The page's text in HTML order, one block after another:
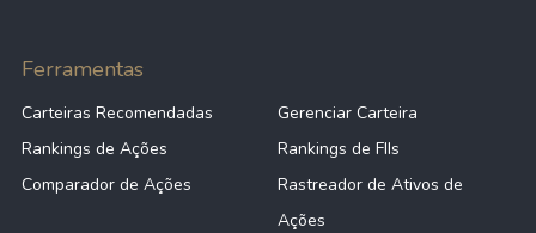
Ferramentas
Carteiras Recomendadas
Gerenciar Carteira
Rankings de Ações
Rankings de FIIs
Comparador de Ações
Rastreador de Ativos de
Ações